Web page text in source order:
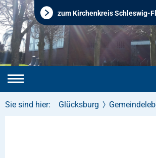
zum Kirchenkreis Schleswig-
Sie sind hier: Glücksburg